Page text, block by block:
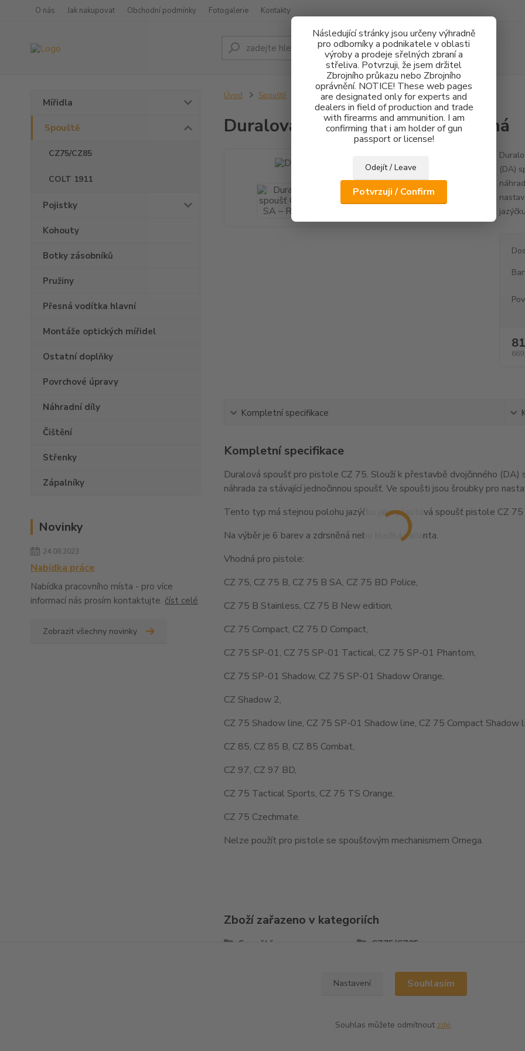
Následující stránky jsou určeny výhradně
pro odborníky a podnikatele v oblasti
výroby a prodeje sřelných zbraní a
střeliva. Potvrzuji, že jsem držitel
Zbrojního průkazu nebo Zbrojního
oprávnění. NOTICE! These web pages
are designated only for experts and
dealers in field of production and trade
with firearms and ammunition. I am
confirming that i am holder of gun
passport or license!
Odejít / Leave
Potvrzuji / Confirm
O nás Jak nakupovat Obchodní podmínky Fotogalerie Kontakty
Hledat
Mířidla
Spouště
CZ75/CZ85
COLT 1911
Pojistky
Kohouty
Botky zásobníků
Pružiny
Přesná vodítka hlavní
Montáže optických mířidel
Ostatní doplňky
Povrchové úpravy
Náhradní díly
Čištění
Střenky
Zápalníky
Novinky
24.08.2023
Nabídka práce
Nabídka pracovního místa - pro více
informací nás prosím kontaktujte. číst celé
Zobrazit všechny novinky
Úvod Spouště Duralová spoušť CZ 75 SA – Rovná
Duralová spoušť CZ 75 SA – Rovná
(DA)
Kompletní specifikace
Kompletní specifikace
Duralová spoušť pro pistole CZ 75. Slouží k přestavbě dvojčinného (DA)
náhrada za stávající jednočinnou spoušť. Ve spoušti jsou šroubky pro
Tento typ má stejnou polohu jazýčku jako plastová spoušť pistole CZ
Na výběr je 6 barev a zdrsněná nebo hladká varianta.
Vhodná pro pistole:
CZ 75, CZ 75 B, CZ 75 B SA, CZ 75 BD Police,
CZ 75 B Stainless, CZ 75 B New edition,
CZ 75 Compact, CZ 75 D Compact,
CZ 75 SP-01, CZ 75 SP-01 Tactical, CZ 75 SP-01 Phantom,
CZ 75 SP-01 Shadow, CZ 75 SP-01 Shadow Orange,
CZ Shadow 2,
CZ 75 Shadow line, CZ 75 SP-01 Shadow line, CZ 75 Compact Shadow
CZ 85, CZ 85 B, CZ 85 Combat,
CZ 97, CZ 97 BD,
CZ 75 Tactical Sports, CZ 75 TS Orange,
CZ 75 Czechmate.
Nelze použít pro pistole se spoušťovým mechanismem Omega.
Zboží zařazeno v kategoriích
Spouště CZ75/CZ85
Nastavení Souhlasím
Souhlas můžete odmítnout zde.